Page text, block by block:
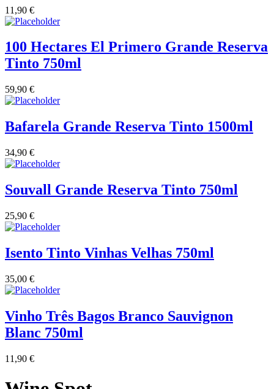
Trois Setubal
Vinilourenço Douro
11,90 €
100 Hectares El Primero Grande Reserva
Tinto 750ml
59,90 €
Bafarela Grande Reserva Tinto 1500ml
34,90 €
Souvall Grande Reserva Tinto 750ml
25,90 €
Isento Tinto Vinhas Velhas 750ml
35,00 €
Vinho Três Bagos Branco Sauvignon
Blanc 750ml
11,90 €